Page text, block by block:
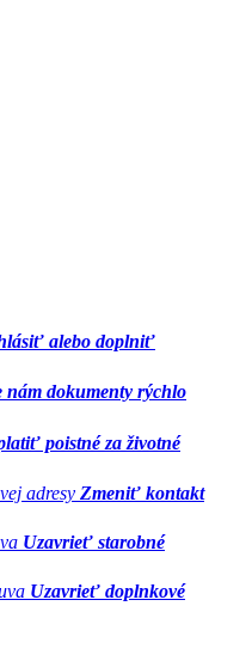
alebo doplniť
nám dokumenty rýchlo
poistné za životné
adresy Zmeniť kontakt
Uzavrieť starobné
Uzavrieť doplnkové